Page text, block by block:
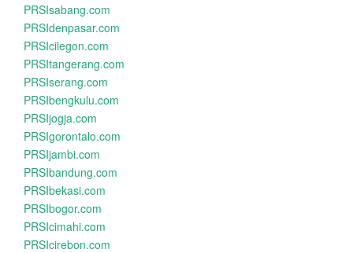
PRSIsabang.com
PRSIdenpasar.com
PRSIcilegon.com
PRSItangerang.com
PRSIserang.com
PRSIbengkulu.com
PRSIjogja.com
PRSIgorontalo.com
PRSIjambi.com
PRSIbandung.com
PRSIbekasi.com
PRSIbogor.com
PRSIcimahi.com
PRSIcirebon.com